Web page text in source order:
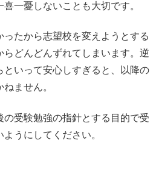
一憂しないことも大切です。
たから志望校を変えようとする
らどんどんずれてしまいます。逆
といって安心しすぎると、以降の
ません。
の受験勉強の指針とする目的で受
うにしてください。